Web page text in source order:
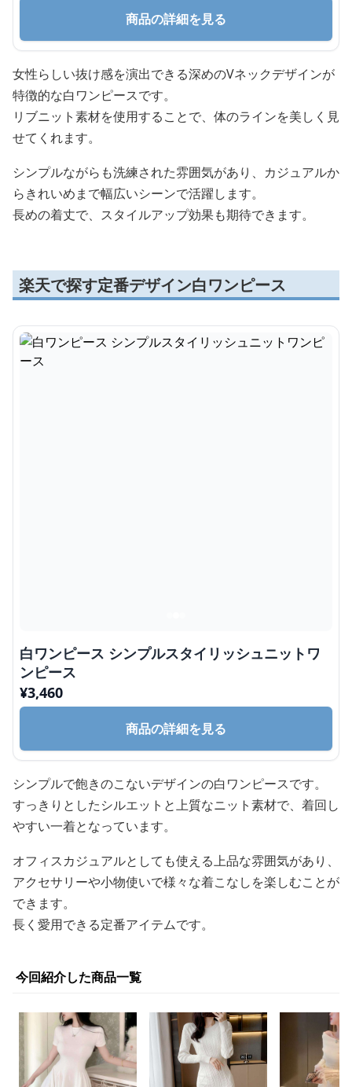
商品の詳細を見る
女性らしい抜け感を演出できる深めのVネックデザインが
特徴的な白ワンピースです。
リブニット素材を使用することで、体のラインを美しく見
せてくれます。
シンプルながらも洗練された雰囲気があり、カジュアルか
らきれいめまで幅広いシーンで活躍します。
長めの着丈で、スタイルアップ効果も期待できます。
楽天で探す定番デザイン白ワンピース
白ワンピース シンプルスタイリッシュニットワ
ンピース
¥3,460
商品の詳細を見る
シンプルで飽きのこないデザインの白ワンピースです。
すっきりとしたシルエットと上質なニット素材で、着回し
やすい一着となっています。
オフィスカジュアルとしても使える上品な雰囲気があり、
アクセサリーや小物使いで様々な着こなしを楽しむことが
できます。
長く愛用できる定番アイテムです。
今回紹介した商品一覧